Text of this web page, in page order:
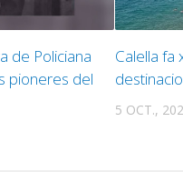
de Policiana
pioneres del
Calella fa
5 OCT.,